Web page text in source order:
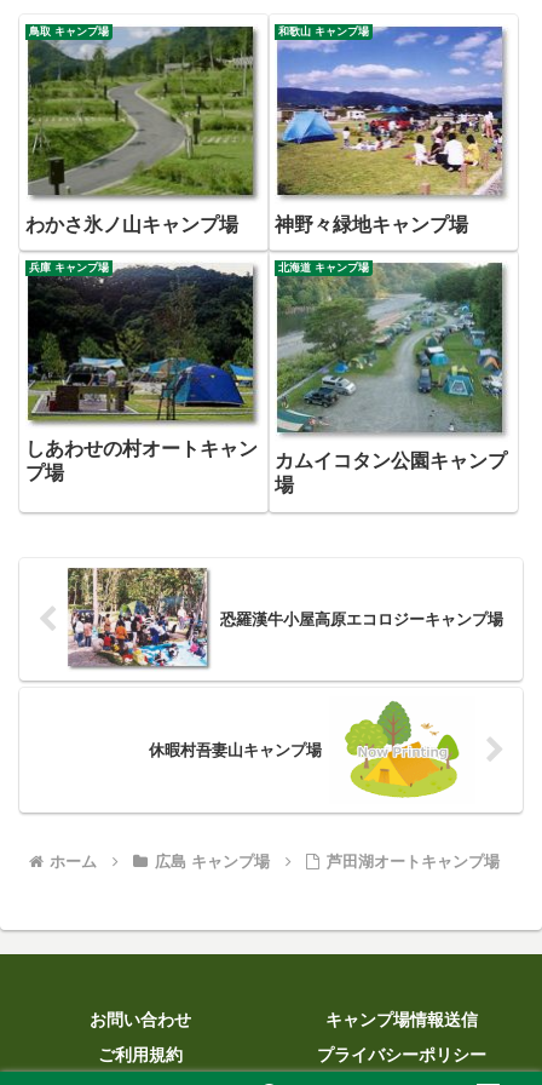
鳥取 キャンプ場
わかさ氷ノ山キャンプ場
和歌山 キャンプ場
神野々緑地キャンプ場
兵庫 キャンプ場
しあわせの村オートキャン
プ場
北海道 キャンプ場
カムイコタン公園キャンプ
場
恐羅漢牛小屋高原エコロジーキャンプ場
休暇村吾妻山キャンプ場
ホーム 広島 キャンプ場 芦田湖オートキャンプ場
お問い合わせ
キャンプ場情報送信
ご利用規約
プライバシーポリシー